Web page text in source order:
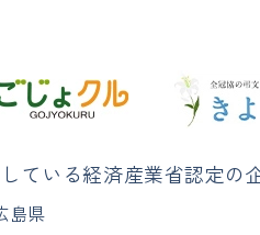
ている経済産業省認定の
島県